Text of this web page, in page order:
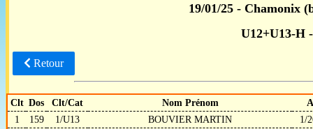
19/01/25 - Chamonix
U12+U13-H
Retour
Clt Dos Clt/Cat Nom Prénom
1
159 1/U13 BOUVIER MARTIN
1/